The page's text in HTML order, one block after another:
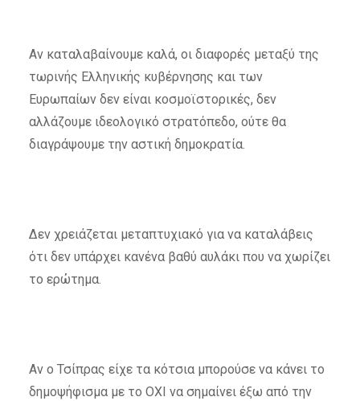
Αν καταλαβαίνουμε καλά, οι διαφορές μεταξύ της
τωρινής Ελληνικής κυβέρνησης και των
Ευρωπαίων δεν είναι κοσμοϊστορικές, δεν
αλλάζουμε ιδεολογικό στρατόπεδο, ούτε θα
διαγράψουμε την αστική δημοκρατία.
Δεν χρειάζεται μεταπτυχιακό για να καταλάβεις
ότι δεν υπάρχει κανένα βαθύ αυλάκι που να χωρίζει
το ερώτημα.
Αν ο Τσίπρας είχε τα κότσια μπορούσε να κάνει το
δημοψήφισμα με το ΟΧΙ να σημαίνει έξω από την